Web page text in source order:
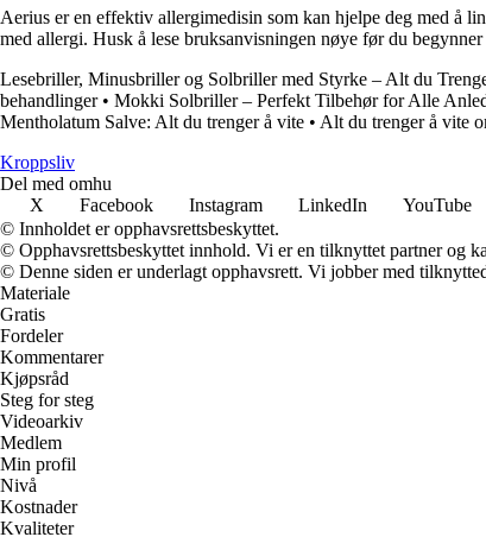
Aerius er en effektiv allergimedisin som kan hjelpe deg med å
med allergi. Husk å lese bruksanvisningen nøye før du
Lesebriller, Minusbriller og Solbriller med Styrke – Alt du
behandlinger• Mokki Solbriller – Perfekt Tilbehør for Alle
Mentholatum Salve: Alt du trenger å vite • Alt du trenger å vite
Kroppsliv
Del med omhu
X
Facebook Instagram LinkedIn YouTube
© Innholdet er opphavsrettsbeskyttet.
© Opphavsrettsbeskyttet innhold. Vi er en tilknyttet partner og
© Denne siden er underlagt opphavsrett. Vi jobber med
Materiale
Gratis
Fordeler
Kommentarer
Kjøpsråd
Steg for steg
Videoarkiv
Medlem
Min profil
Nivå
Kostnader
Kvaliteter